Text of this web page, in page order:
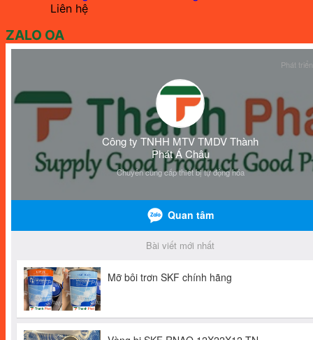
Liên hệ
ZALO OA